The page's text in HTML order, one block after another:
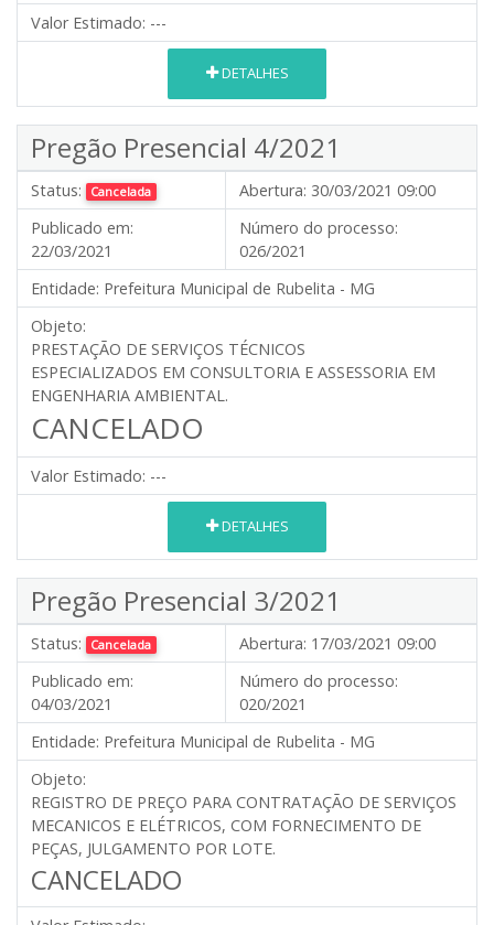
Valor Estimado: ---
DETALHES
Pregão Presencial 4/2021
Status: Cancelada Abertura: 30/03/2021 09:00
Publicado em:
22/03/2021
Número do processo:
026/2021
Entidade: Prefeitura Municipal de Rubelita - MG
Objeto:
PRESTAÇÃO DE SERVIÇOS TÉCNICOS
ESPECIALIZADOS EM CONSULTORIA E ASSESSORIA EM
ENGENHARIA AMBIENTAL.
CANCELADO
Valor Estimado: ---
DETALHES
Pregão Presencial 3/2021
Status: Cancelada Abertura: 17/03/2021 09:00
Publicado em:
04/03/2021
Número do processo:
020/2021
Entidade: Prefeitura Municipal de Rubelita - MG
Objeto:
REGISTRO DE PREÇO PARA CONTRATAÇÃO DE SERVIÇOS
MECANICOS E ELÉTRICOS, COM FORNECIMENTO DE
PEÇAS, JULGAMENTO POR LOTE.
CANCELADO